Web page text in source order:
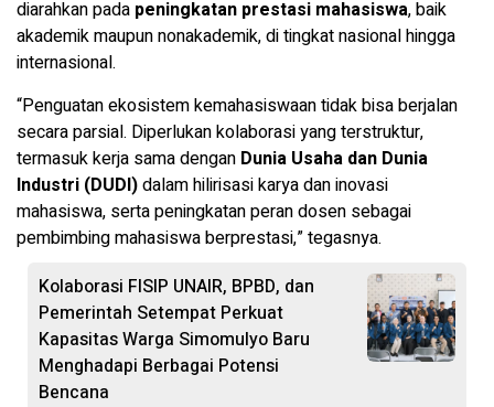
diarahkan pada peningkatan prestasi mahasiswa, baik
akademik maupun nonakademik, di tingkat nasional hingga
internasional.
“Penguatan ekosistem kemahasiswaan tidak bisa berjalan
secara parsial. Diperlukan kolaborasi yang terstruktur,
termasuk kerja sama dengan Dunia Usaha dan Dunia
Industri (DUDI)dalam hilirisasi karya dan inovasi
mahasiswa, serta peningkatan peran dosen sebagai
pembimbing mahasiswa berprestasi,” tegasnya.
Kolaborasi FISIP UNAIR, BPBD, dan
Pemerintah Setempat Perkuat
Kapasitas Warga Simomulyo Baru
Menghadapi Berbagai Potensi
Bencana